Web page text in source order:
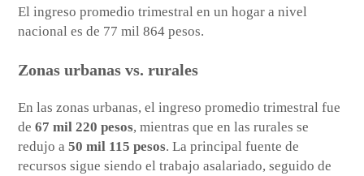
El ingreso promedio trimestral en un hogar a nivel
nacional es de 77 mil 864 pesos.
Zonas urbanas vs. rurales
En las zonas urbanas, el ingreso promedio trimestral fue
de67 mil 220 pesos, mientras que en las rurales se
redujo a50 mil 115 pesos. La principal fuente de
recursos sigue siendo el trabajo asalariado, seguido de